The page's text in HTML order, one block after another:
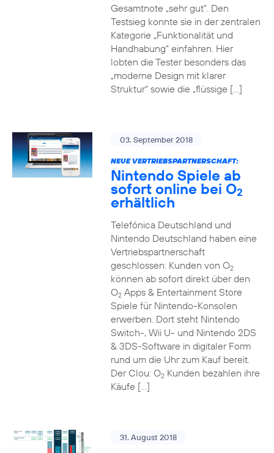
Gesamtnote „sehr gut“. Den
Testsieg konnte sie in der zentralen
Kategorie „Funktionalität und
Handhabung“ einfahren. Hier
lobten die Tester besonders das
„moderne Design mit klarer
Struktur“ sowie die „flüssige […]
03. September 2018
NEUE VERTRIEBSPARTNERSCHAFT:
Nintendo Spiele ab
sofort online bei O2
erhältlich
Telefónica Deutschland und
Nintendo Deutschland haben eine
Vertriebspartnerschaft
geschlossen: Kunden von O2
können ab sofort direkt über den
O2Apps & Entertainment Store
Spiele für Nintendo-Konsolen
erwerben. Dort steht Nintendo
Switch-, Wii U- und Nintendo 2DS
& 3DS-Software in digitaler Form
rund um die Uhr zum Kauf bereit.
Der Clou: O2Kunden bezahlen ihre
Käufe […]
31. August 2018